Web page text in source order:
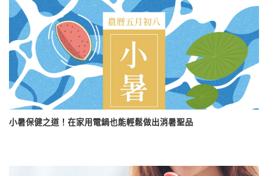
小暑保健之道！在家用電鍋也能輕鬆做出消暑聖品